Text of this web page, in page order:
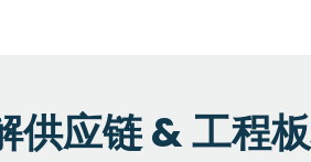
供应链 & 工程